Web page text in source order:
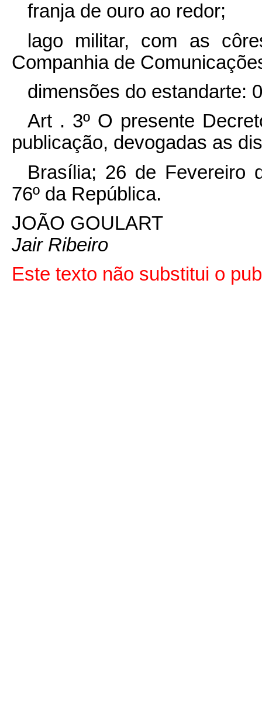
franja de ouro ao redor;
lago militar, com as
Companhia de
dimensões do estandarte:
Art . 3º O presente
publicação, devogadas as
Brasília; 26 de Fevereiro
76º da República.
JOÃO GOULART
Jair Ribeiro
Este texto não substitui o